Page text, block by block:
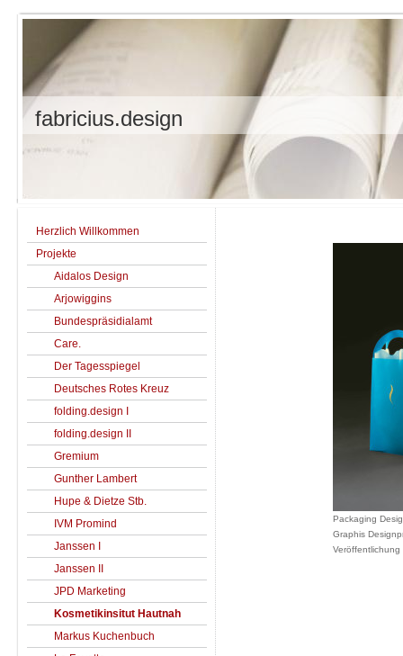
fabricius.design
Herzlich Willkommen
Projekte
Aidalos Design
Arjowiggins
Bundespräsidialamt
Care.
Der Tagesspiegel
Deutsches Rotes Kreuz
folding.design I
folding.design II
Gremium
Gunther Lambert
Hupe & Dietze Stb.
IVM Promind
Janssen I
Janssen II
JPD Marketing
Kosmetikinsitut Hautnah
Markus Kuchenbuch
Packaging
Graphis
Veröffentlichung